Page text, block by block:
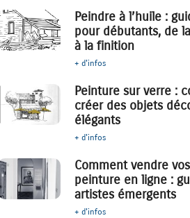
Peindre à l’huile :
pour débutants, de
à la finition
+ d'infos
Peinture sur verre :
créer des objets
élégants
+ d'infos
Comment vendre
peinture en ligne :
artistes émergents
+ d'infos